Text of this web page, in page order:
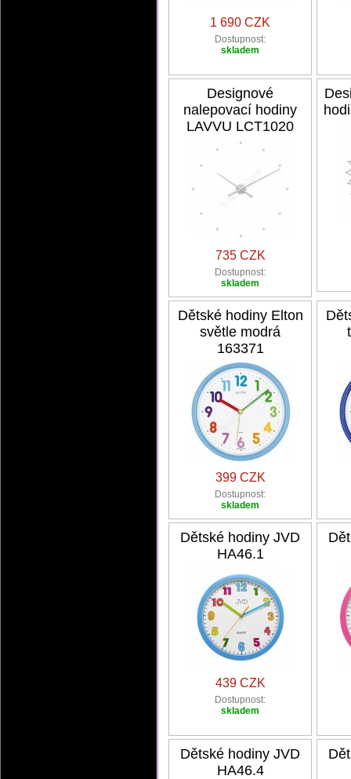
1 690 CZK
Dostupnost:
skladem
Designové
nalepovací hodiny
LAVVU LCT1020
735 CZK
Dostupnost:
skladem
Dětské hodiny Elton
světle modrá
163371
399 CZK
Dostupnost:
skladem
Dětské hodiny JVD
HA46.1
439 CZK
Dostupnost:
skladem
Dětské hodiny JVD
HA46.4